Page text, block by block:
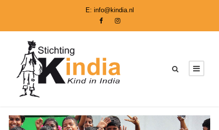
E: info@kindia.nl